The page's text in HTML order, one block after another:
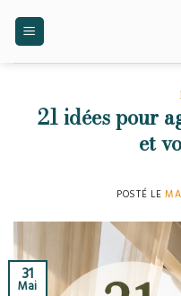
21 idées pour
et
POSTÉ LE
31
Mai